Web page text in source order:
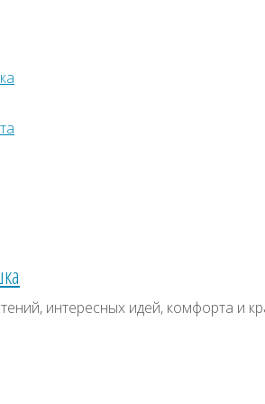
интересных идей, комфорта и
Архивы